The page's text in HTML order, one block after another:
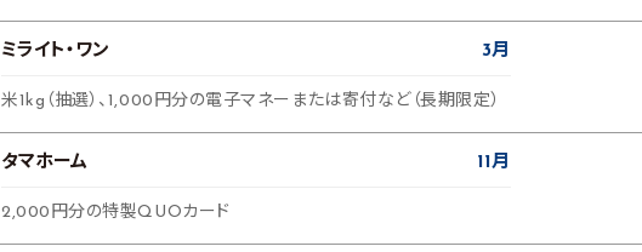
ミライト・ワン 3月
米1kg（抽選）、1,000円分の電子マネーまたは寄付など（長期限定）
タマホーム 11月
2,000円分の特製QUOカード